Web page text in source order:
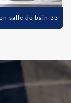
salle de bain 33